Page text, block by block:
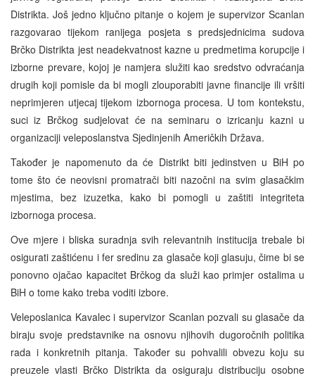
Distrikta. Još jedno ključno pitanje o kojem je supervizor Scanlan
razgovarao tijekom ranijega posjeta s predsjednicima sudova
Brčko Distrikta jest neadekvatnost kazne u predmetima korupcije i
izborne prevare, kojoj je namjera služiti kao sredstvo odvraćanja
drugih koji pomisle da bi mogli zlouporabiti javne financije ili vršiti
neprimjeren utjecaj tijekom izbornoga procesa. U tom kontekstu,
suci iz Brčkog sudjelovat će na seminaru o izricanju kazni u
organizaciji veleposlanstva Sjedinjenih Američkih Država.
Također je napomenuto da će Distrikt biti jedinstven u BiH po
tome što će neovisni promatrači biti nazočni na svim glasačkim
mjestima, bez izuzetka, kako bi pomogli u zaštiti integriteta
izbornoga procesa.
Ove mjere i bliska suradnja svih relevantnih institucija trebale bi
osigurati zaštićenu i fer sredinu za glasače koji glasuju, čime bi se
ponovno ojačao kapacitet Brčkog da služi kao primjer ostalima u
BiH o tome kako treba voditi izbore.
Veleposlanica Kavalec i supervizor Scanlan pozvali su glasače da
biraju svoje predstavnike na osnovu njihovih dugoročnih politika
rada i konkretnih pitanja. Također su pohvalili obvezu koju su
preuzele vlasti Brčko Distrikta da osiguraju distribuciju osobne